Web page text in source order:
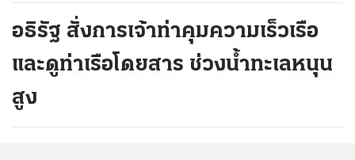
อธิรัฐ สั่งการเจ้าท่าคุมความเร็วเรือ
และดูท่าเรือโดยสาร ช่วงน้ำทะเลหนุน
สูง